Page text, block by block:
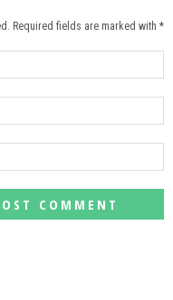
Required fields are marked with *